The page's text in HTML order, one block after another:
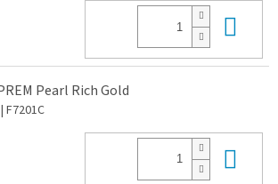
Pearl Rich Gold
| F7201C